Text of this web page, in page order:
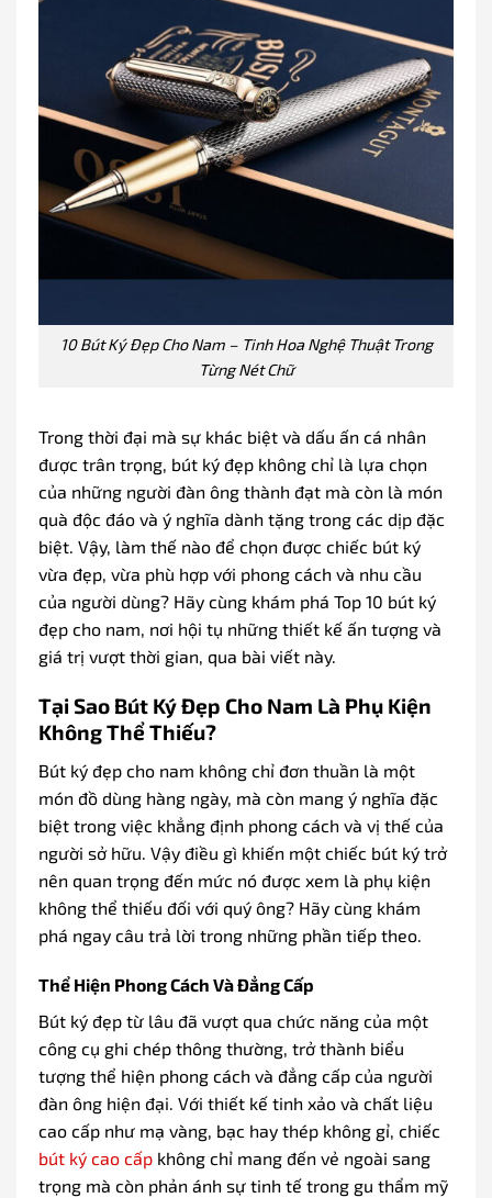
10 Bút Ký Đẹp Cho Nam – Tinh Hoa Nghệ Thuật Trong
Từng Nét Chữ
Trong thời đại mà sự khác biệt và dấu ấn cá nhân
được trân trọng, bút ký đẹp không chỉ là lựa chọn
của những người đàn ông thành đạt mà còn là món
quà độc đáo và ý nghĩa dành tặng trong các dịp đặc
biệt. Vậy, làm thế nào để chọn được chiếc bút ký
vừa đẹp, vừa phù hợp với phong cách và nhu cầu
của người dùng? Hãy cùng khám phá Top 10 bút ký
đẹp cho nam, nơi hội tụ những thiết kế ấn tượng và
giá trị vượt thời gian, qua bài viết này.
Tại Sao Bút Ký Đẹp Cho Nam Là Phụ Kiện
Không Thể Thiếu?
Bút ký đẹp cho nam không chỉ đơn thuần là một
món đồ dùng hàng ngày, mà còn mang ý nghĩa đặc
biệt trong việc khẳng định phong cách và vị thế của
người sở hữu. Vậy điều gì khiến một chiếc bút ký trở
nên quan trọng đến mức nó được xem là phụ kiện
không thể thiếu đối với quý ông? Hãy cùng khám
phá ngay câu trả lời trong những phần tiếp theo.
Thể Hiện Phong Cách Và Đẳng Cấp
Bút ký đẹp từ lâu đã vượt qua chức năng của một
công cụ ghi chép thông thường, trở thành biểu
tượng thể hiện phong cách và đẳng cấp của người
đàn ông hiện đại. Với thiết kế tinh xảo và chất liệu
cao cấp như mạ vàng, bạc hay thép không gỉ, chiếc
bút ký cao cấp không chỉ mang đến vẻ ngoài sang
trọng mà còn phản ánh sự tinh tế trong gu thẩm mỹ